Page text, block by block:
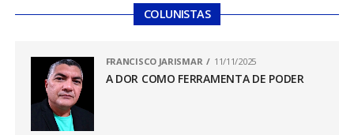
COLUNISTAS
FRANCISCO JARISMAR 11/11/2025
A DOR COMO FERRAMENTA DE PODER